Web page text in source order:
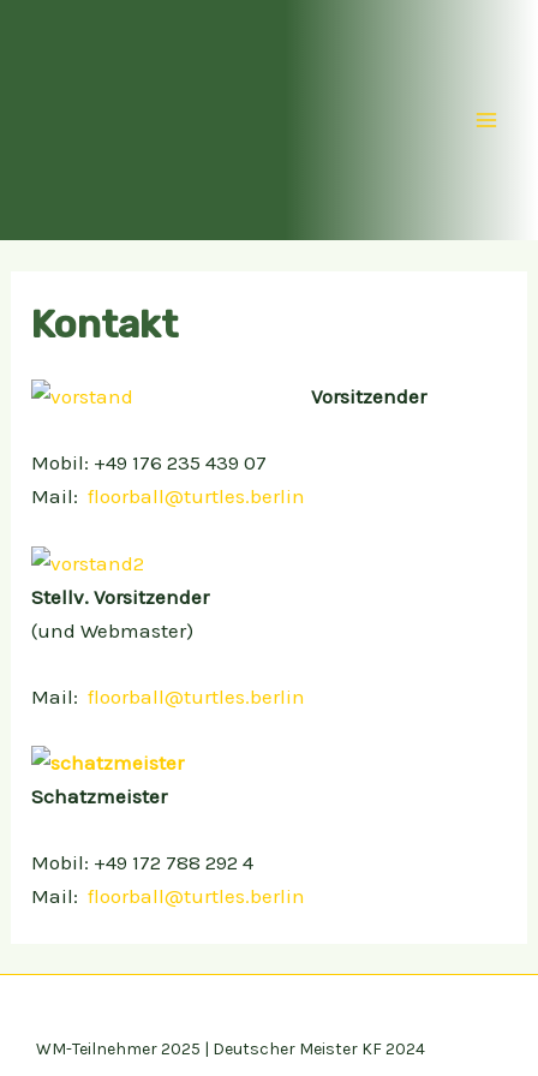
Kontakt
Vorsitzender
Mobil: +49 176 235 439 07
Mail:floorball@turtles.berlin
Stellv. Vorsitzender
(und Webmaster)
Mail:floorball@turtles.berlin
Schatzmeister
Mobil: +49 172 788 292 4
Mail:floorball@turtles.berlin
WM-Teilnehmer 2025 | Deutscher Meister KF 2024